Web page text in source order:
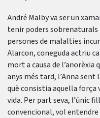
André Malby va ser un
tenir poders sobrenaturals
persones de malalties
Alarcon, coneguda actriu
mort a causa de
anys més tard, l’Anna
què consistia aquella força
vida. Per part seva, l’únic
convencional, vol entendre